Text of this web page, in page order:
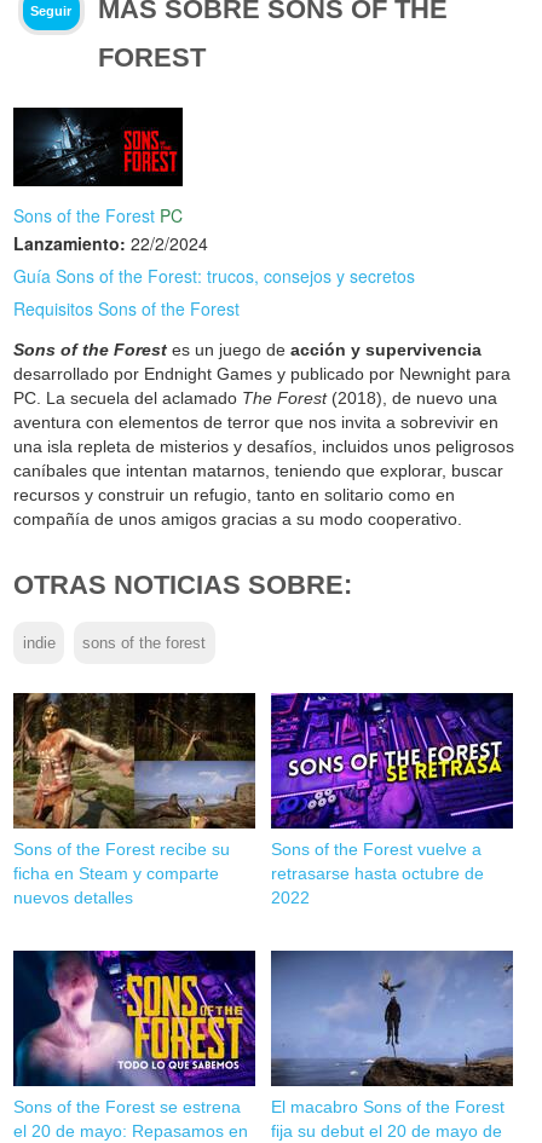
Seguir
MÁS SOBRE SONS OF THE
FOREST
Sons of the Forest PC
Lanzamiento: 22/2/2024
Guía Sons of the Forest: trucos, consejos y secretos
Requisitos Sons of the Forest
Sons of the Forest es un juego deacción y supervivencia
desarrollado por Endnight Games y publicado por Newnight para
PC. La secuela del aclamado The Forest(2018), de nuevo una
aventura con elementos de terror que nos invita a sobrevivir en
una isla repleta de misterios y desafíos, incluidos unos peligrosos
caníbales que intentan matarnos, teniendo que explorar, buscar
recursos y construir un refugio, tanto en solitario como en
compañía de unos amigos gracias a su modo cooperativo.
OTRAS NOTICIAS SOBRE:
indie sons of the forest
Sons of the Forest recibe su
ficha en Steam y comparte
nuevos detalles
Sons of the Forest vuelve a
retrasarse hasta octubre de
2022
Sons of the Forest se estrena
el 20 de mayo: Repasamos en
El macabro Sons of the Forest
fija su debut el 20 de mayo de